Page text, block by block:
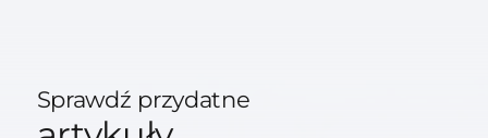
Sprawdź przydatne